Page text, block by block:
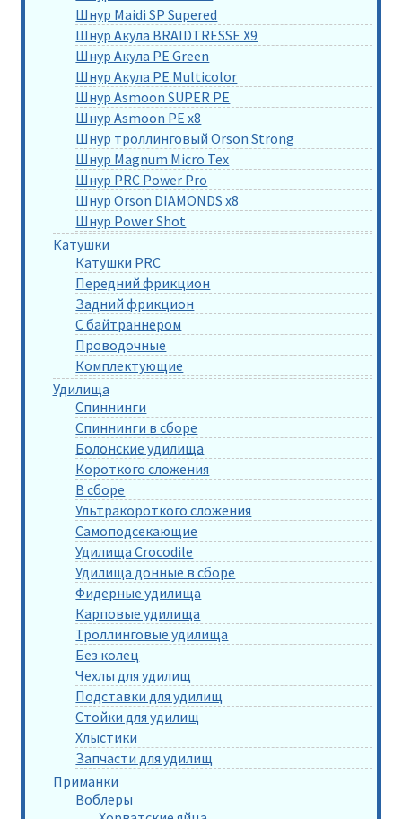
Шнур Maidi SP Supered
Шнур Акула BRAIDTRESSE X9
Шнур Акула PE Green
Шнур Акула PE Multicolor
Шнур Asmoon SUPER PE
Шнур Asmoon PE x8
Шнур троллинговый Orson Strong
Шнур Magnum Micro Tex
Шнур PRC Power Pro
Шнур Orson DIAMONDS x8
Шнур Power Shot
Катушки
Катушки PRC
Передний фрикцион
Задний фрикцион
С байтраннером
Проводочные
Комплектующие
Удилища
Спиннинги
Спиннинги в сборе
Болонские удилища
Короткого сложения
В сборе
Ультракороткого сложения
Самоподсекающие
Удилища Crocodile
Удилища донные в сборе
Фидерные удилища
Карповые удилища
Троллинговые удилища
Без колец
Чехлы для удилищ
Подставки для удилищ
Стойки для удилищ
Хлыстики
Запчасти для удилищ
Приманки
Воблеры